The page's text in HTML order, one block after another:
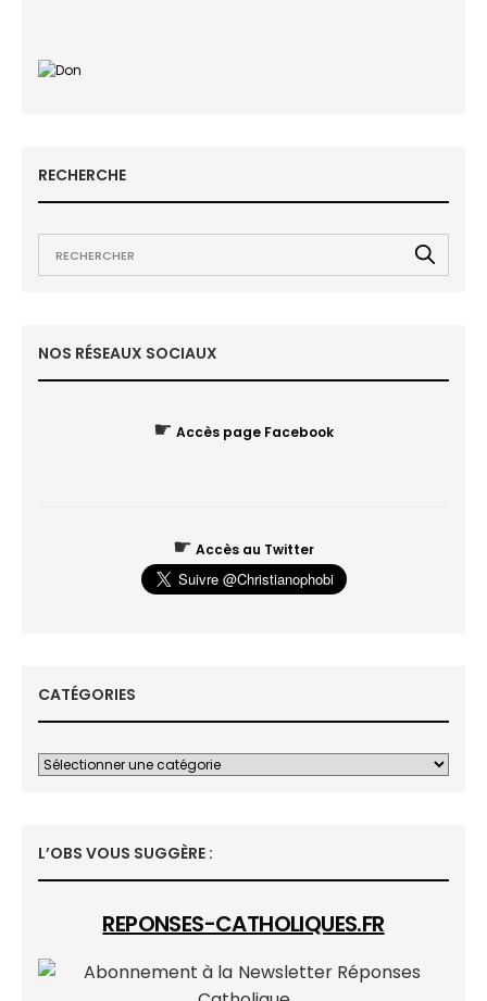
RECHERCHE
NOS RÉSEAUX SOCIAUX
☛ Accès page Facebook
☛ Accès au Twitter
CATÉGORIES
L’OBS VOUS SUGGÈRE :
REPONSES-CATHOLIQUES.FR